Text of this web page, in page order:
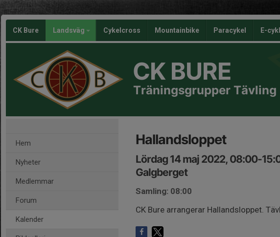
CK Bure Landsväg Cykelcross Mountainbike Paracykel E-
CK BURE
Träningsgrupper Tävling
Hem
Nyheter
Medlemmar
Forum
Kalender
Hallandsloppet
Lördag 14 maj 2022, 08:00-
Galgberget
Samling: 08:00
CK Bure arrangerar Hallandsloppet.